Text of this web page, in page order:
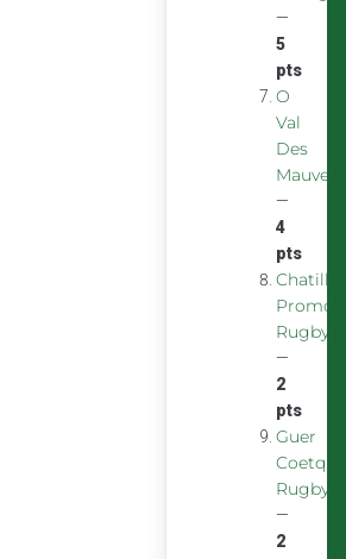
—
5
pts
O
Val
Des
Mauves
—
4
pts
Chatillon
Rugby
—
2
pts
Guer
Rugby
—
2